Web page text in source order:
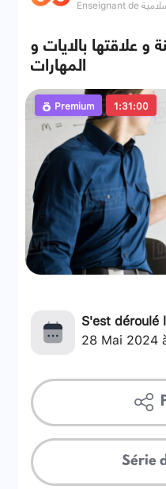
و علاقتها بالايات و
المهارات
Premium 1:31:00
S'est déroulé
28 Mai 2024
Série